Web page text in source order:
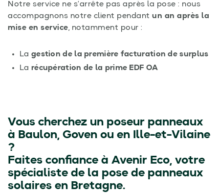
Notre service ne s’arrête pas après la pose : nous
accompagnons notre client pendant un an après la
mise en service, notamment pour :
La gestion de la première facturation de surplus
La récupération de la prime EDF OA
Vous cherchez un poseur panneaux
à Baulon, Goven ou en Ille-et-Vilaine
?
Faites confiance à Avenir Eco, votre
spécialiste de la pose de panneaux
solaires en Bretagne.